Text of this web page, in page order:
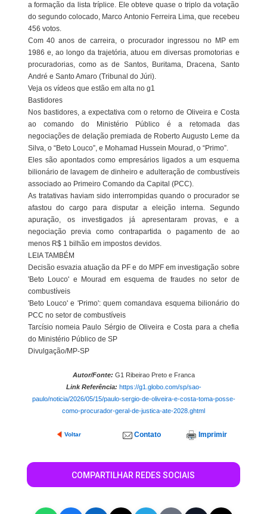
a formação da lista tríplice. Ele obteve quase o triplo da votação
do segundo colocado, Marco Antonio Ferreira Lima, que recebeu
456 votos.
Com 40 anos de carreira, o procurador ingressou no MP em
1986 e, ao longo da trajetória, atuou em diversas promotorias e
procuradorias, como as de Santos, Buritama, Dracena, Santo
André e Santo Amaro (Tribunal do Júri).
Veja os vídeos que estão em alta no g1
Bastidores
Nos bastidores, a expectativa com o retorno de Oliveira e Costa
ao comando do Ministério Público é a retomada das
negociações de delação premiada de Roberto Augusto Leme da
Silva, o “Beto Louco”, e Mohamad Hussein Mourad, o “Primo”.
Eles são apontados como empresários ligados a um esquema
bilionário de lavagem de dinheiro e adulteração de combustíveis
associado ao Primeiro Comando da Capital (PCC).
As tratativas haviam sido interrompidas quando o procurador se
afastou do cargo para disputar a eleição interna. Segundo
apuração, os investigados já apresentaram provas, e a
negociação previa como contrapartida o pagamento de ao
menos R$ 1 bilhão em impostos devidos.
LEIA TAMBÉM
Decisão esvazia atuação da PF e do MPF em investigação sobre
'Beto Louco' e Mourad em esquema de fraudes no setor de
combustíveis
'Beto Louco' e 'Primo': quem comandava esquema bilionário do
PCC no setor de combustíveis
Tarcísio nomeia Paulo Sérgio de Oliveira e Costa para a chefia
do Ministério Público de SP
Divulgação/MP-SP
Autor/Fonte: G1 Ribeirao Preto e Franca
Link Referência: https://g1.globo.com/sp/sao-
paulo/noticia/2026/05/15/paulo-sergio-de-oliveira-e-costa-toma-posse-
como-procurador-geral-de-justica-ate-2028.ghtml
Voltar Contato Imprimir
COMPARTILHAR REDES SOCIAIS